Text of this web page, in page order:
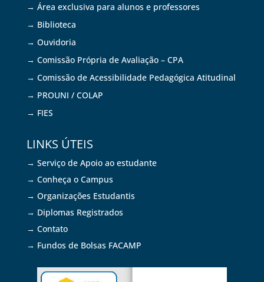
→ Área exclusiva para alunos e professores
→ Biblioteca
→ Ouvidoria
→ Comissão Própria de Avaliação – CPA
→ Comissão de Acessibilidade Pedagógica Atitudinal
→ PROUNI / COLAP
→ FIES
LINKS ÚTEIS
→ Serviço de Apoio ao estudante
→ Conheça o Campus
→ Organizações Estudantis
→ Diplomas Registrados
→ Contato
→ Fundos de Bolsas FACAMP